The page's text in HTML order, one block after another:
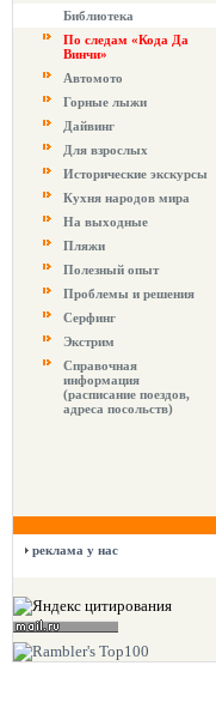
Библиотека
По следам «Кода Да
Винчи»
Автомото
Горные лыжи
Дайвинг
Для взрослых
Исторические экскурсы
Кухня народов мира
На выходные
Пляжи
Полезный опыт
Проблемы и решения
Серфинг
Экстрим
Справочная
информация
(расписание поездов,
адреса посольств)
реклама у нас